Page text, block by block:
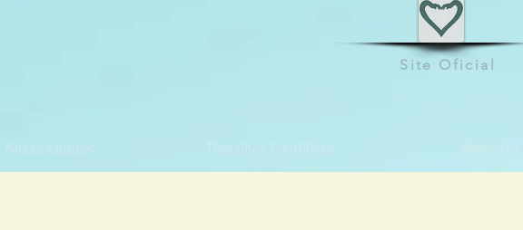
Site Oficial
Nossa Equipe* Trabalhos Científicos Membros